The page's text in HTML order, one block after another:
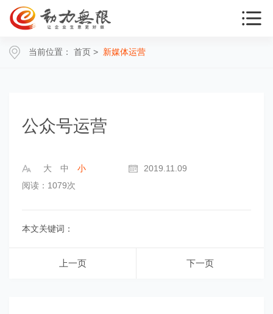
当前位置： 首页 > 新媒体运营
公众号运营
大 中 小
2019.11.09
阅读：1079次
本文关键词：
上一页 下一页